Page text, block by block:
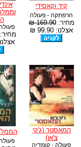
קיד וקאסידי
הרפתקה - פעולה
מחיר:169.90 ₪
אצלנו: 99.90 ₪
אצלנו:
המאסטר (ג'קי
צ'אן)
פעולה - קומדיה